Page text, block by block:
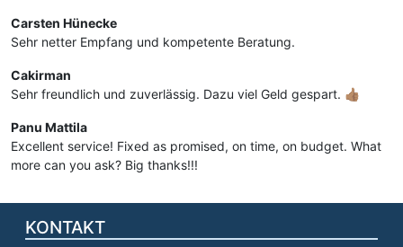
Carsten Hünecke
Sehr netter Empfang und kompetente Beratung.
Cakirman
Sehr freundlich und zuverlässig. Dazu viel Geld gespart. 👍🏽
Panu Mattila
Excellent service! Fixed as promised, on time, on budget. What
more can you ask? Big thanks!!!
KONTAKT